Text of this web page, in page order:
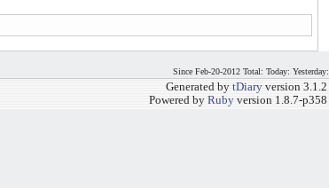
Since Feb-20-2012 Total: Today: Yesterday:
Generated by tDiary version 3.1.2
Powered by Ruby version 1.8.7-p358